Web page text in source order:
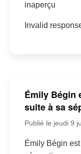
inaperçu
Invalid
Émily Bégin
suite à sa
Publié le jeudi 9
Émily Bégin